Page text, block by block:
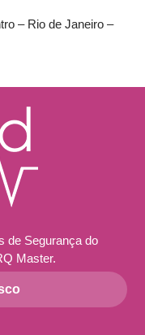
– Rio de Janeiro –
de Segurança do
Master.